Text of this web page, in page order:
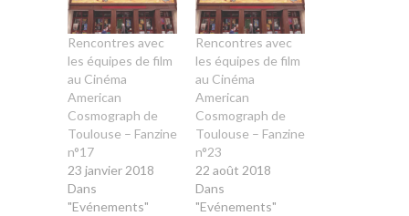
Rencontres avec
les équipes de film
au Cinéma
American
Cosmograph de
Toulouse – Fanzine
n°17
23 janvier 2018
Dans
"Evénements"
Rencontres avec
les équipes de film
au Cinéma
American
Cosmograph de
Toulouse – Fanzine
n°23
22 août 2018
Dans
"Evénements"